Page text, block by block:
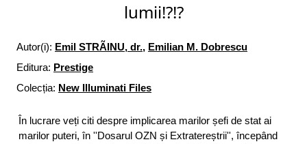
lumii!?!?
Autor(i): Emil STRÃINU, dr., Emilian M. Dobrescu
Editura: Prestige
Colecția: New Illuminati Files
În lucrare veți citi despre implicarea marilor șefi de stat ai
marilor puteri, în ''Dosarul OZN și Extratereștrii'', începând